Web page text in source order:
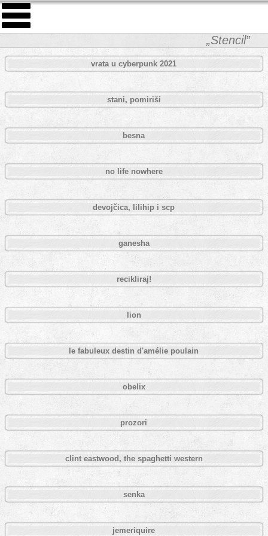
„Stencil”
vrata u cyberpunk 2021
stani, pomiriši
besna
no life nowhere
devojčica, lilihip i scp
ganesha
recikliraj!
lion
le fabuleux destin d'amélie poulain
obelix
prozori
clint eastwood, the spaghetti western
senka
jemeriquire